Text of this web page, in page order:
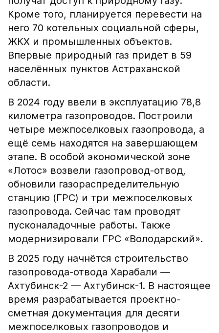
Кроме того, планируется перевести на
него 70 котельных социальной сферы,
ЖКХ и промышленных объектов.
Впервые природный газ придет в 59
населённых пунктов Астраханской
области.
В 2024 году ввели в эксплуатацию 78,8
километра газопроводов. Построили
четыре межпоселковых газопровода, а
ещё семь находятся на завершающем
этапе. В особой экономической зоне
«Лотос» возвели газопровод-отвод,
обновили газораспределительную
станцию (ГРС) и три межпоселковых
газопровода. Сейчас там проводят
пусконаладочные работы. Также
модернизировали ГРС «Володарский».
В 2025 году начнётся строительство
газопровода-отвода Харабали —
Ахтубинск-2 — Ахтубинск-1. В настоящее
время разрабатывается проектно-
сметная документация для десяти
межпоселковых газопроводов и